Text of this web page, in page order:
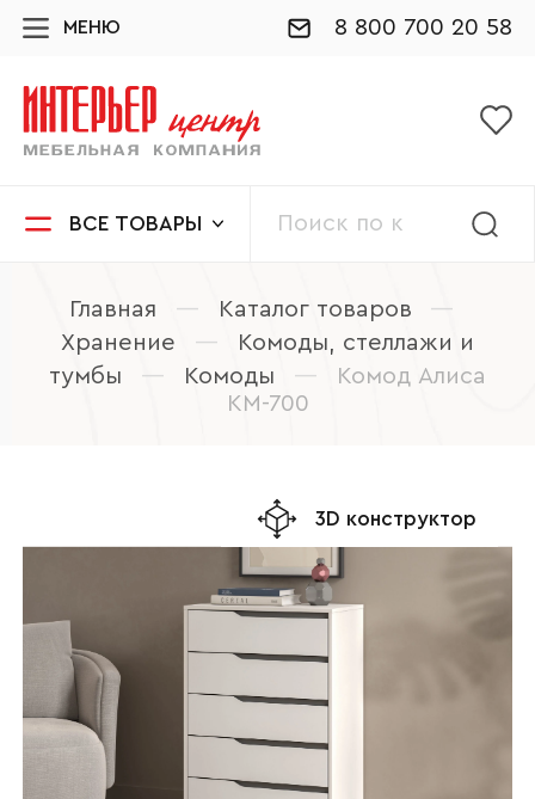
МЕНЮ 8 800 700 20 58
ВСЕ ТОВАРЫ
Главная — Каталог товаров
—
Хранение
—
Комоды, стеллажи и
тумбы
— Комоды —
Комод Алиса
КМ-700
3D конструктор